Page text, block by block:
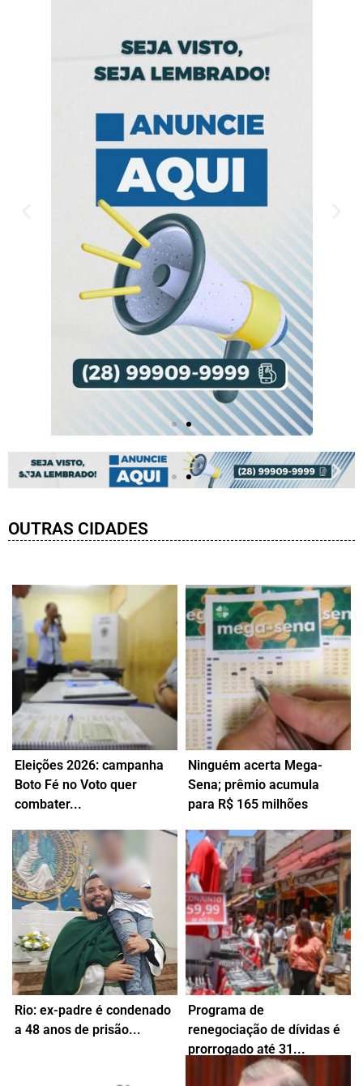
OUTRAS CIDADES
Eleições 2026: campanha
Boto Fé no Voto quer
combater...
Iniciativa reúne
comunidades de fé e
entidades ecumênicas
Combater...
7 de agosto de 2026
Ninguém acerta Mega-
Sena; prêmio acumula
para R$ 165 milhões
Dezenas sorteadas foram:
16 - 21 - 24 -...
7 de agosto de 2026
Rio: ex-padre é condenado
a 48 anos de prisão...
Padrasto também é acusado
de instigação ao suicídio A...
Programa de
renegociação de dívidas é
prorrogado até 31...
Medida foi oficializada no
Diário Oficial da União